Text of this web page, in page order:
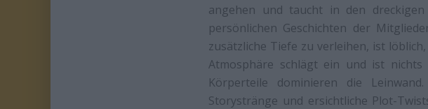
angehen und taucht in den
persönlichen Geschichten der
zusätzliche Tiefe zu verleihen, ist
Atmosphäre schlägt ein und ist
Körperteile dominieren die
Storystränge und ersichtliche Plot-